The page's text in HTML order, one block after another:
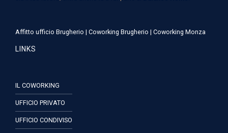
Affitto ufficio Brugherio | Coworking Brugherio | Coworking Monza
LINKS
IL COWORKING
UFFICIO PRIVATO
UFFICIO CONDIVISO